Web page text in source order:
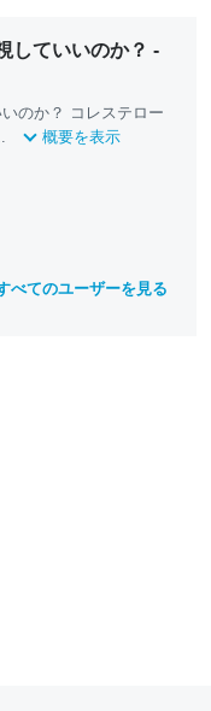
していいのか？ -
のか？ コレステロー
概要を表示
べてのユーザーを見る